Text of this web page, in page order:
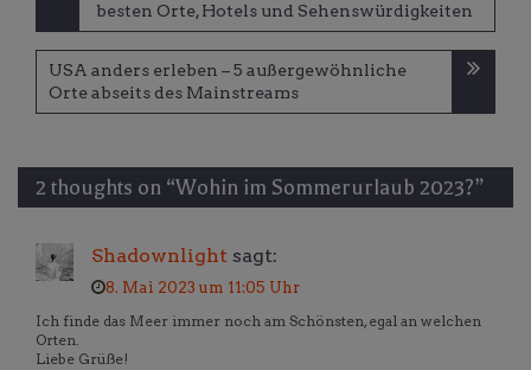
besten Orte, Hotels und Sehenswürdigkeiten
USA anders erleben – 5 außergewöhnliche
Orte abseits des Mainstreams
2 thoughts on “Wohin im Sommerurlaub 2023?”
Shadownlight sagt:
8. Mai 2023 um 11:05 Uhr
Ich finde das Meer immer noch am Schönsten, egal an welchen
Orten.
Liebe Grüße!